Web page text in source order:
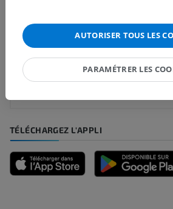
Vous avez vu une erreur ?
N’hésitez pas à nous suggérer une
traduction, une amélioration de
Signaler un
TÉLÉCHARGEZ L'APPLI
AUTORISER TOUS LES
PARAMÉTRER LES